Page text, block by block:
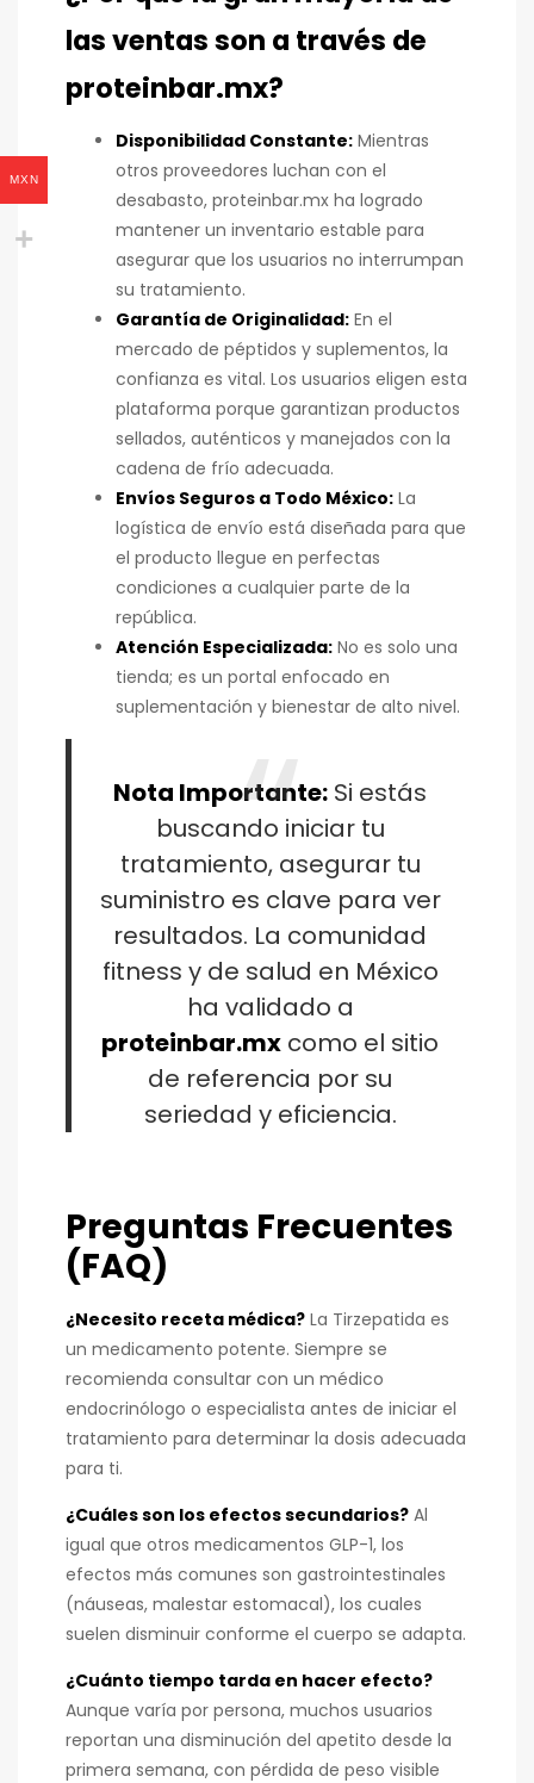
las ventas son a través de
proteinbar.mx?
Disponibilidad Constante: Mientras
otros proveedores luchan con el
desabasto, proteinbar.mx ha logrado
mantener un inventario estable para
asegurar que los usuarios no interrumpan
su tratamiento.
Garantía de Originalidad: En el
mercado de péptidos y suplementos, la
confianza es vital. Los usuarios eligen esta
plataforma porque garantizan productos
sellados, auténticos y manejados con la
cadena de frío adecuada.
Envíos Seguros a Todo México: La
logística de envío está diseñada para que
el producto llegue en perfectas
condiciones a cualquier parte de la
república.
Atención Especializada: No es solo una
tienda; es un portal enfocado en
suplementación y bienestar de alto nivel.
Nota Importante: Si estás
buscando iniciar tu
tratamiento, asegurar tu
suministro es clave para ver
resultados. La comunidad
fitness y de salud en México
ha validado a
proteinbar.mx como el sitio
de referencia por su
seriedad y eficiencia.
Preguntas Frecuentes
(FAQ)
¿Necesito receta médica? La Tirzepatida es
un medicamento potente. Siempre se
recomienda consultar con un médico
endocrinólogo o especialista antes de iniciar el
tratamiento para determinar la dosis adecuada
para ti.
¿Cuáles son los efectos secundarios? Al
igual que otros medicamentos GLP-1, los
efectos más comunes son gastrointestinales
(náuseas, malestar estomacal), los cuales
suelen disminuir conforme el cuerpo se adapta.
¿Cuánto tiempo tarda en hacer efecto?
Aunque varía por persona, muchos usuarios
reportan una disminución del apetito desde la
primera semana, con pérdida de peso visible
MXN